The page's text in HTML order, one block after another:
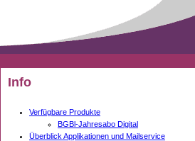
Info
Verfügbare Produkte
BGBl-Jahresabo Digital
Überblick Applikationen und Mailservice